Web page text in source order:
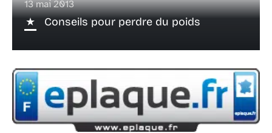
13 mai 2013
Conseils pour perdre du poids